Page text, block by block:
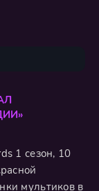
1 сезон, 10
мультиков в